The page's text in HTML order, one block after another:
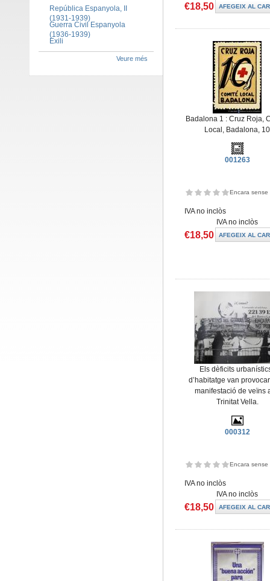
€18,50
Badalona 1 : Cruz Roja,
Local, Badalona, 10
001263
Encara sense
IVA no inclòs
IVA no inclòs
€18,50
Els dèficits
d’habitatge van
manifestació de veïns
Trinitat Vella.
000312
Encara sense
IVA no inclòs
IVA no inclòs
€18,50
República Espanyola, II
(1931-1939)
Guerra Civil Espanyola
(1936-1939)
Exili
Veure més